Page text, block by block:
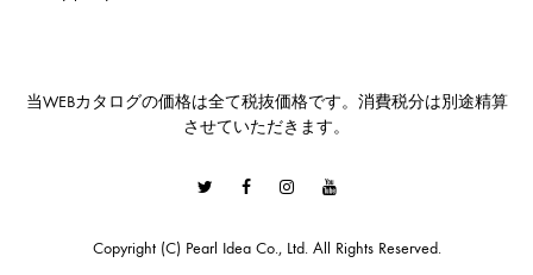
当WEBカタログの価格は全て税抜価格です。消費税分は別途精算
させていただきます。
TwitterFacebookInstagramYoutube
Copyright (C) Pearl Idea Co., Ltd. All Rights Reserved.